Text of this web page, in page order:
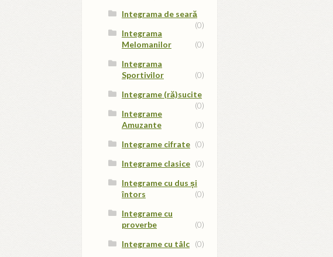
Integrama de seară
(0)
Integrama
Melomanilor
(0)
Integrama
Sportivilor
(0)
Integrame (ră)sucite
(0)
Integrame
Amuzante
(0)
Integrame cifrate (0)
Integrame clasice (0)
Integrame cu dus și
întors
(0)
Integrame cu
proverbe
(0)
Integrame cu tâlc (0)